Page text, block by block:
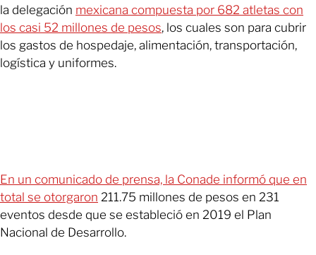
la delegación mexicana compuesta por 682 atletas con
los casi 52 millones de pesos, los cuales son para cubrir
los gastos de hospedaje, alimentación, transportación,
logística y uniformes.
En un comunicado de prensa, la Conade informó que en
total se otorgaron 211.75 millones de pesos en 231
eventos desde que se estableció en 2019 el Plan
Nacional de Desarrollo.